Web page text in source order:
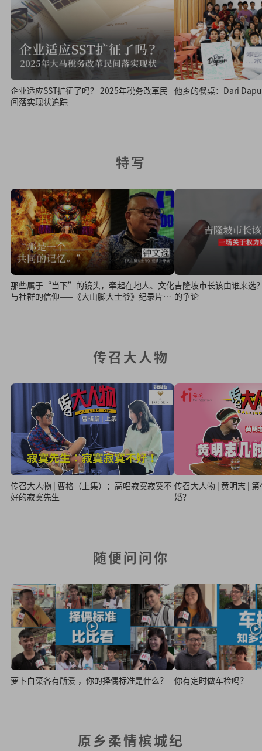
企业适应SST扩征了吗？ 2025年税务改革民
间落实现状追踪
他乡的餐桌：Dari
特写
那些属于“当下”的镜头，牵起在地人、文化
与社群的信仰——《大山脚大士爷》纪录片放
吉隆坡市长该由谁来选？ 一场关于权力
的争论
传召大人物
传召大人物 | 曹格（上集）：高唱寂寞寂寞不
好的寂寞先生
传召大人物 | 黄明志 |
婚？
随便问问你
萝卜白菜各有所爱 ，你的择偶标准是什么？ 你有定时做车检吗？
原乡柔情槟城纪